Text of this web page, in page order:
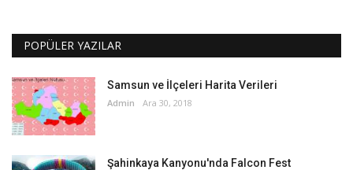
POPÜLER YAZILAR
Samsun ve İlçeleri Harita Verileri
Admin Ara 30, 2018
Şahinkaya Kanyonu'nda Falcon Fest